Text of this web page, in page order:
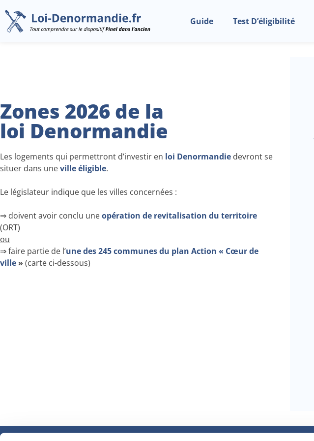
Guide Test D’éligibilité
Zones 2026 de la
loi Denormandie
Les logements qui permettront d’investir en loi Denormandie devront se
situer dans uneville éligible.
Le législateur indique que les villes concernées :
⇒ doivent avoir conclu uneopération de revitalisation du territoire
(ORT)
ou
⇒ faire partie de l’une des 245 communes du plan Action « Cœur de
ville » (carte ci-dessous)